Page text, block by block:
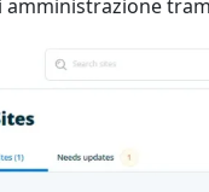
amministrazione